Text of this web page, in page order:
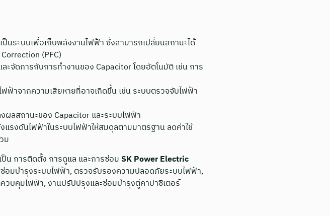
ระบบเพื่อเก็บพลังงานไฟฟ้า ซึ่งสามารถเปลี่ยนสถานะได้
(PFC)
ะจัดการกับการทำงานของ Capacitor โดยอัตโนมัติ เช่น การ
าจากความเสียหายที่อาจเกิดขึ้น เช่น ระบบตรวจจับไฟฟ้า
ผลสถานะของ Capacitor และระบบไฟฟ้า
แรงดันไฟฟ้าในระบบไฟฟ้าให้สมดุลตามมาตรฐาน ลดค่าใช้
ม
ป็น การติดตั้ง การดูแล และการซ่อมSK Power Electric
มบำรุงระบบไฟฟ้า, ตรวจรับรองความปลอดภัยระบบไฟฟ้า,
บคุมไฟฟ้า, งานปรัปปรุงและซ่อมบำรุงตู้คาปาซิเตอร์